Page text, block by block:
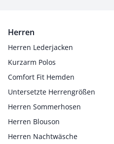
Herren
Herren Lederjacken
Kurzarm Polos
Comfort Fit Hemden
Untersetzte Herrengrößen
Herren Sommerhosen
Herren Blouson
Herren Nachtwäsche